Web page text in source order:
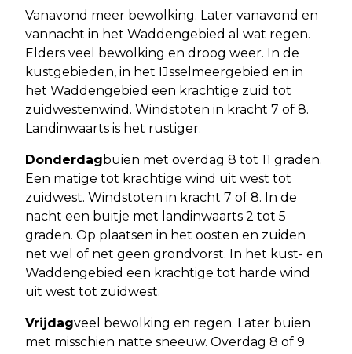
Vanavond meer bewolking. Later vanavond en
vannacht in het Waddengebied al wat regen.
Elders veel bewolking en droog weer. In de
kustgebieden, in het IJsselmeergebied en in
het Waddengebied een krachtige zuid tot
zuidwestenwind. Windstoten in kracht 7 of 8.
Landinwaarts is het rustiger.
Donderdagbuien met overdag 8 tot 11 graden.
Een matige tot krachtige wind uit west tot
zuidwest. Windstoten in kracht 7 of 8. In de
nacht een buitje met landinwaarts 2 tot 5
graden. Op plaatsen in het oosten en zuiden
net wel of net geen grondvorst. In het kust- en
Waddengebied een krachtige tot harde wind
uit west tot zuidwest.
Vrijdagveel bewolking en regen. Later buien
met misschien natte sneeuw. Overdag 8 of 9